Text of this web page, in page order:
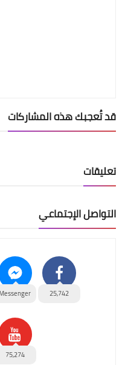
قد تُعجبك هذه المشاركات
تعليقات
التواصل الإجتماعي
25,742
Messenger
75,274